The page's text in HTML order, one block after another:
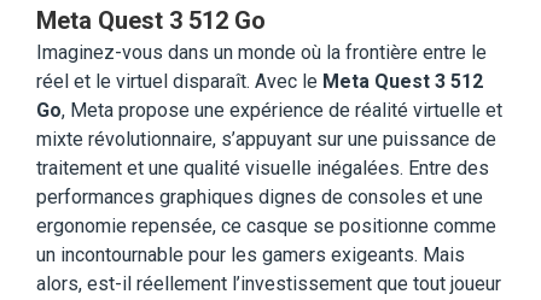
Meta Quest 3 512 Go
Imaginez-vous dans un monde où la frontière entre le
réel et le virtuel disparaît. Avec le Meta Quest 3 512
Go, Meta propose une expérience de réalité virtuelle et
mixte révolutionnaire, s’appuyant sur une puissance de
traitement et une qualité visuelle inégalées. Entre des
performances graphiques dignes de consoles et une
ergonomie repensée, ce casque se positionne comme
un incontournable pour les gamers exigeants. Mais
alors, est-il réellement l’investissement que tout joueur